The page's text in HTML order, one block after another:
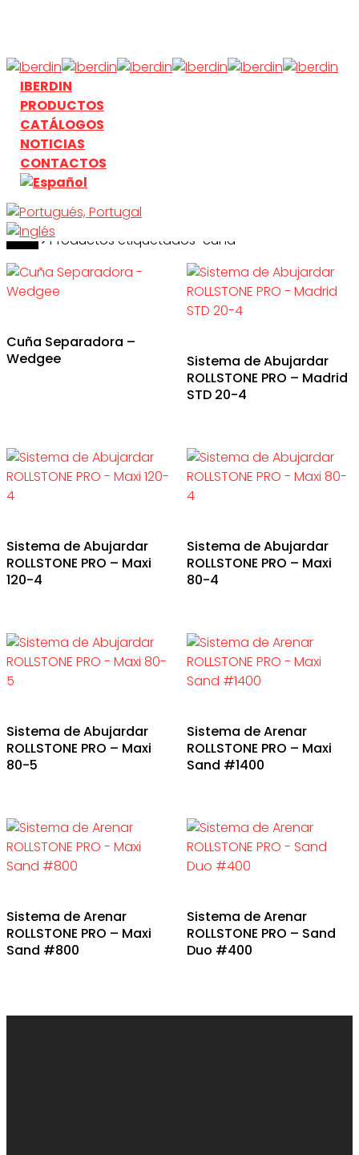
main
content
search
Menu
IBERDIN
PRODUCTOS
CATÁLOGOS
NOTICIAS
CONTACTOS
search
Inicio Productos etiquetados “cuña”
Cuña Separadora –
Wedgee
Sistema de Abujardar
ROLLSTONE PRO – Madrid
STD 20-4
Sistema de Abujardar
ROLLSTONE PRO – Maxi
120-4
Sistema de Abujardar
ROLLSTONE PRO – Maxi
80-4
Sistema de Abujardar
ROLLSTONE PRO – Maxi
80-5
Sistema de Arenar
ROLLSTONE PRO – Maxi
Sand #1400
Sistema de Arenar
ROLLSTONE PRO – Maxi
Sand #800
Sistema de Arenar
ROLLSTONE PRO – Sand
Duo #400